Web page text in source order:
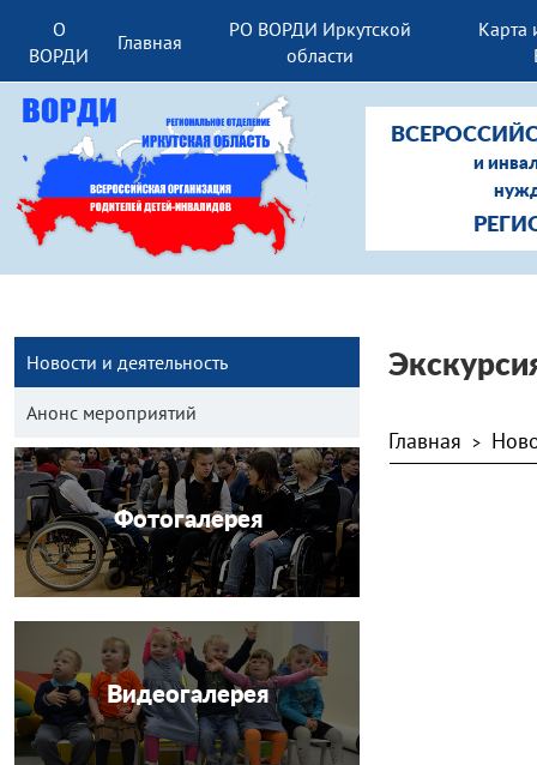
О
ВОРДИ
Главная
РО ВОРДИ Иркутской
области
Карта
и
Новости и деятельность
Анонс мероприятий
Фотогалерея
Видеогалерея
Главная >